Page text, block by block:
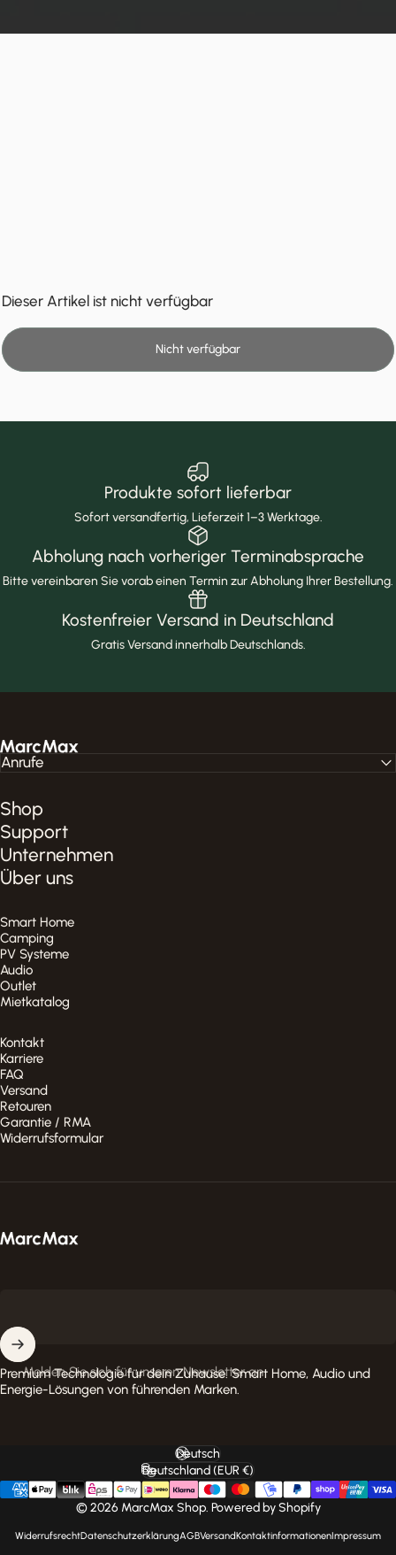
Dieser Artikel ist nicht verfügbar
Nicht verfügbar
Produkte sofort lieferbar
Sofort versandfertig, Lieferzeit 1–3 Werktage.
Abholung nach vorheriger Terminabsprache
Bitte vereinbaren Sie vorab einen Termin zur Abholung Ihrer Bestellung.
Kostenfreier Versand in Deutschland
Gratis Versand innerhalb Deutschlands.
MarcMax Shop
Shop
Support
Unternehmen
Über uns
Smart Home
Camping
PV Systeme
Audio
Outlet
Mietkatalog
Kontakt
Karriere
FAQ
Versand
Retouren
Garantie / RMA
Widerrufsformular
Anrufe
MarcMax Shop
Melden Sie sich für unseren Newsletter an
Premium Technologie für dein Zuhause. Smart Home, Audio und
Energie-Lösungen von führenden Marken.
© 2026 MarcMax Shop. Powered by Shopify
WiderrufsrechtDatenschutzerklärungAGBVersandKontaktinformationenImpressum
Sprache
Deutsch
Land/Region
Deutschland (EUR €)